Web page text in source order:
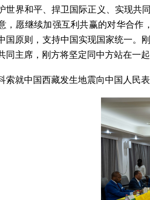
世界和平、捍卫国际正义、实现共
，愿继续加强互利共赢的对华合作
国原则，支持中国实现国家统一。
同主席，刚方将坚定同中方站在一
索就中国西藏发生地震向中国人民